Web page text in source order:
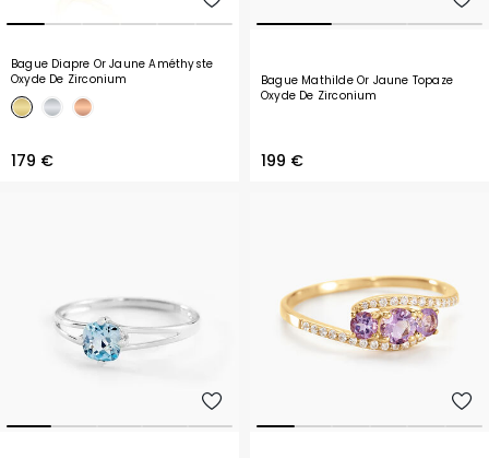
Bague Diapre Or Jaune Améthyste
Oxyde De Zirconium
179 €
Bague Mathilde Or Jaune Topaze
Oxyde De Zirconium
199 €